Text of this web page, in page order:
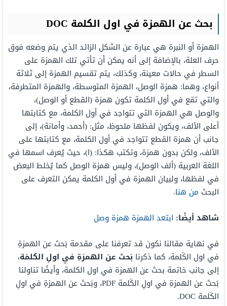
بحث عن الهمزة في اول الكلمة DOC
الهمزة أو النبرة هي عبارة عن الشكل الزائد الذي يتم وضعه فوق
حرف العلة، بالإضافة إلى أنه يمكن أن تأتي تلك الهمزة على
السطر في حالات معينة، وكذلك، يتم تقسيم الهمزة إلى ثلاثة
أنواع، وهما: همزة الوصل، الهمزة المتوسطة، والهمزة المتطرفة،
والتي تقع في أول الكلمة تكون همزة (القطع أو الوصل)،
والوصل هي الهمزة التي تتواجد في أول الكلمة، مع كتابتها
أعلى الألف، ويكون لفظها ملحوظ، مثل: (أحمد، وأمانة)، إلى
جانب أن همزة القطع تتواجد في أول الكلمة، مع كتابتها على
الألف، ولكن بدون همزة، وتكتب هكذا: (ا)، حيث يُعرف اسمها في
اللغة العربية (ألف الوصل)، وليس همزة الوصل كما يُخلط البعض
في لفظها، ولبيان الهمزة في أول الكلمة يمكن التعرف على
البحث من هنا.
شاهد أيضًا: ابتعد الهمزة همزة وصل
في نهاية مقالنا نكون قد تعرفنا على مقدمة بَحث عن الهمزةِ
في اول الكَلمة، كما ذكرنا بَحث عن الهمزةِ في اولِ الكلمَة،
إلى جانب خاتمة بحث عن الهمزة في اول الكلمة، وأيضًا تناولنا
بَحث عن الهمزةِ في اولِ الكَلمة PDF، وبَحث عن الهمزةِ في اولِ
الكَلمة DOC.